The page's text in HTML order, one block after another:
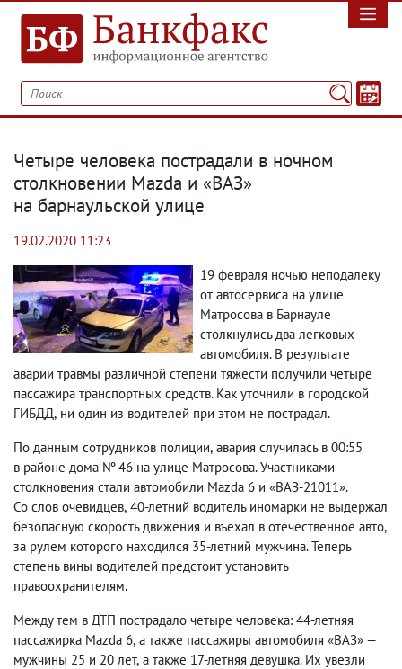
Четыре человека пострадали в ночном
столкновении Mazda и «ВАЗ»
на барнаульской улице
19.02.2020 11:23
19 февраля ночью неподалеку
от автосервиса на улице
Матросова в Барнауле
столкнулись два легковых
автомобиля. В результате
аварии травмы различной степени тяжести получили четыре
пассажира транспортных средств. Как уточнили в городской
ГИБДД, ни один из водителей при этом не пострадал.
По данным сотрудников полиции, авария случилась в 00:55
в районе дома № 46 на улице Матросова. Участниками
столкновения стали автомобили Mazda 6 и «ВАЗ-21011».
Со слов очевидцев, 40-летний водитель иномарки не выдержал
безопасную скорость движения и въехал в отечественное авто,
за рулем которого находился 35-летний мужчина. Теперь
степень вины водителей предстоит установить
правоохранителям.
Между тем в ДТП пострадало четыре человека: 44-летняя
пассажирка Mazda 6, а также пассажиры автомобиля «ВАЗ» —
мужчины 25 и 20 лет, а также 17-летняя девушка. Их увезли